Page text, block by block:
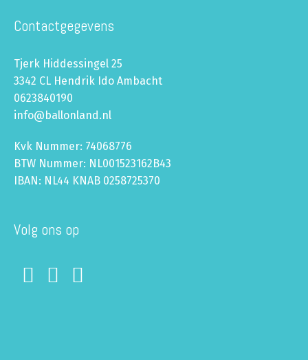
Contactgegevens
Tjerk Hiddessingel 25
3342 CL Hendrik Ido Ambacht
0623840190
info@ballonland.nl
Kvk Nummer: 74068776
BTW Nummer: NL001523162B43
IBAN: NL44 KNAB 0258725370
Volg ons op